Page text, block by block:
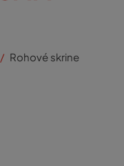
Rohové skrine